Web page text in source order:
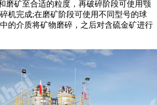
磨矿至合适的粒度，再破碎阶段可使用颚
机完成;在磨矿阶段可使用不同型号的球
的介质将矿物磨碎，之后对含硫金矿进行